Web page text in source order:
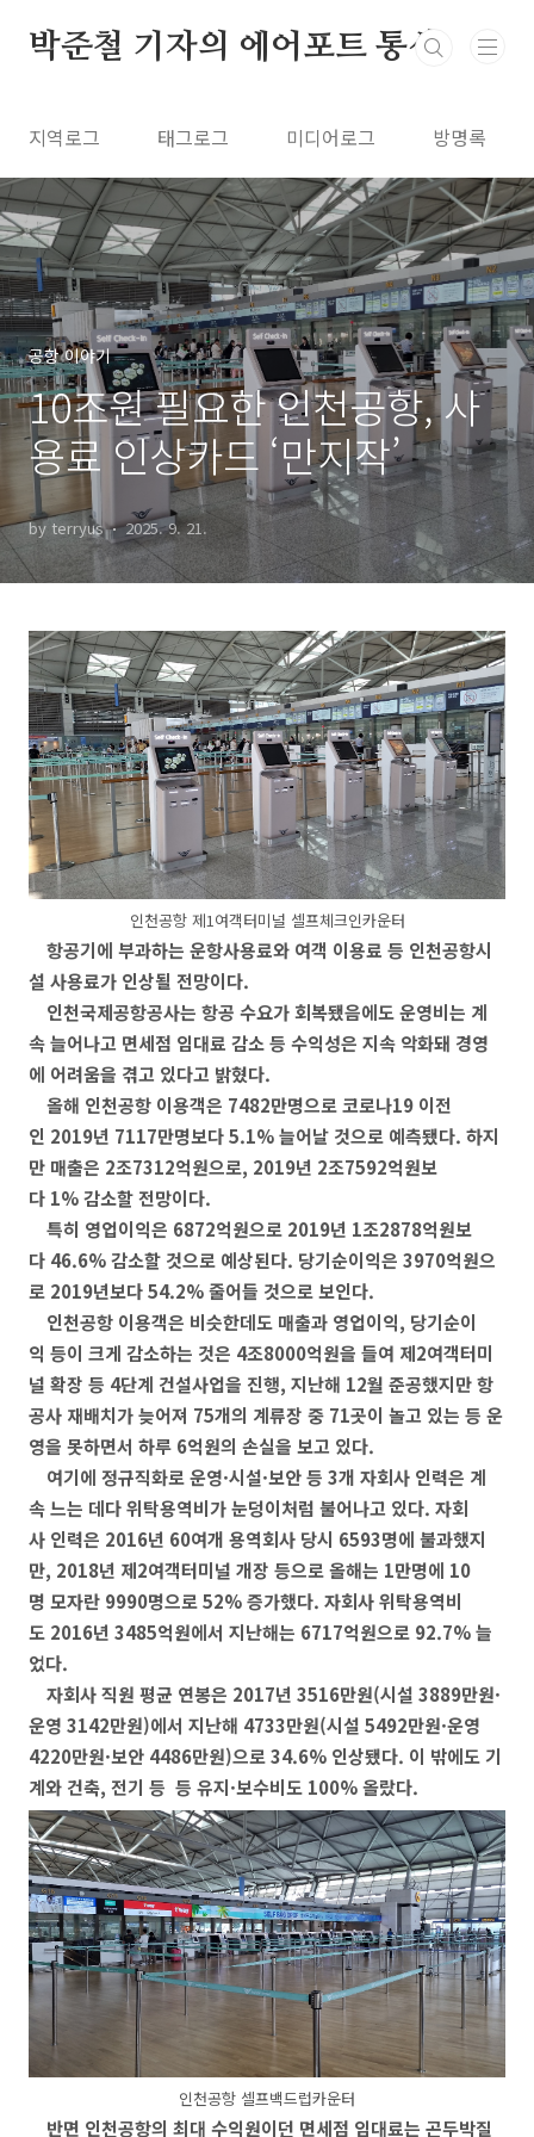
박준철 기자의 에어포트 통신
지역로그 태그로그 미디어로그 방명록
공항 이야기
10조원 필요한 인천공항, 사
용료 인상카드 ‘만지작’
by terryus 2025. 9. 21.
인천공항 제1여객터미널 셀프체크인카운터
항공기에 부과하는 운항사용료와 여객 이용료 등 인천공항시
설 사용료가 인상될 전망이다.
인천국제공항공사는 항공 수요가 회복됐음에도 운영비는 계
속 늘어나고 면세점 임대료 감소 등 수익성은 지속 악화돼 경영
에 어려움을 겪고 있다고 밝혔다.
올해 인천공항 이용객은 7482만명으로 코로나19 이전
인 2019년 7117만명보다 5.1% 늘어날 것으로 예측됐다. 하지
만 매출은 2조7312억원으로, 2019년 2조7592억원보
다 1% 감소할 전망이다.
특히 영업이익은 6872억원으로 2019년 1조2878억원보
다 46.6% 감소할 것으로 예상된다. 당기순이익은 3970억원으
로 2019년보다 54.2% 줄어들 것으로 보인다.
인천공항 이용객은 비슷한데도 매출과 영업이익, 당기순이
익 등이 크게 감소하는 것은 4조8000억원을 들여 제2여객터미
널 확장 등 4단계 건설사업을 진행, 지난해 12월 준공했지만 항
공사 재배치가 늦어져 75개의 계류장 중 71곳이 놀고 있는 등 운
영을 못하면서 하루 6억원의 손실을 보고 있다.
여기에 정규직화로 운영·시설·보안 등 3개 자회사 인력은 계
속 느는 데다 위탁용역비가 눈덩이처럼 불어나고 있다. 자회
사 인력은 2016년 60여개 용역회사 당시 6593명에 불과했지
만, 2018년 제2여객터미널 개장 등으로 올해는 1만명에 10
명 모자란 9990명으로 52% 증가했다. 자회사 위탁용역비
도 2016년 3485억원에서 지난해는 6717억원으로 92.7% 늘
었다.
자회사 직원 평균 연봉은 2017년 3516만원(시설 3889만원·
운영 3142만원)에서 지난해 4733만원(시설 5492만원·운영
4220만원·보안 4486만원)으로 34.6% 인상됐다. 이 밖에도 기
계와 건축, 전기 등 등 유지·보수비도 100% 올랐다.
인천공항 셀프백드럽카운터
반면 인천공항의 최대 수익원이던 면세점 임대료는 곤두박질